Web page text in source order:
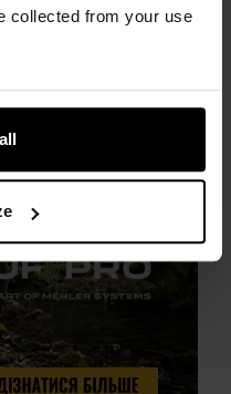
collected from your use